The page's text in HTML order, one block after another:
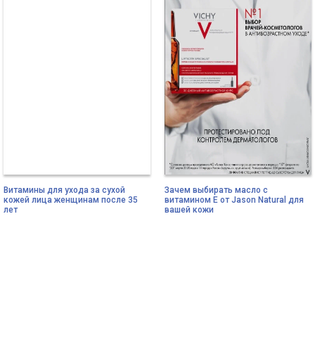
Витамины для ухода за сухой
кожей лица женщинам после 35
лет
Зачем выбирать масло с
витамином Е от Jason Natural для
вашей кожи